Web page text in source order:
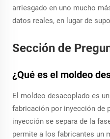
arriesgado en uno mucho
datos reales, en lugar de
Sección de
¿Qué es el moldeo
El moldeo desacoplado es
fabricación por inyección de
inyección se separa de la
permite a los fabricantes un